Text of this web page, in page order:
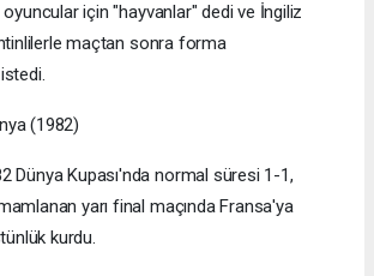
için "hayvanlar" dedi ve İngiliz
maçtan sonra forma
(1982)
Dünya Kupası'nda normal süresi 1-1,
yarı final maçında Fransa'ya
kurdu.